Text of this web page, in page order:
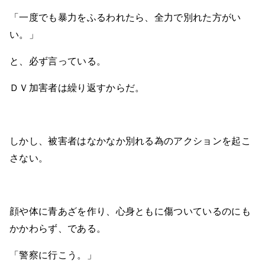
「一度でも暴力をふるわれたら、全力で別れた方がい
い。」
と、必ず言っている。
ＤＶ加害者は繰り返すからだ。
しかし、被害者はなかなか別れる為のアクションを起こ
さない。
顔や体に青あざを作り、心身ともに傷ついているのにも
かかわらず、である。
「警察に行こう。」